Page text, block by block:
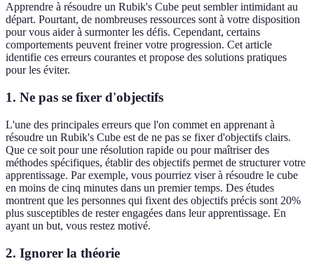
Apprendre à résoudre un Rubik's Cube peut sembler intimidant au
départ. Pourtant, de nombreuses ressources sont à votre disposition
pour vous aider à surmonter les défis. Cependant, certains
comportements peuvent freiner votre progression. Cet article
identifie ces erreurs courantes et propose des solutions pratiques
pour les éviter.
1. Ne pas se fixer d'objectifs
L'une des principales erreurs que l'on commet en apprenant à
résoudre un Rubik's Cube est de ne pas se fixer d'objectifs clairs.
Que ce soit pour une résolution rapide ou pour maîtriser des
méthodes spécifiques, établir des objectifs permet de structurer votre
apprentissage. Par exemple, vous pourriez viser à résoudre le cube
en moins de cinq minutes dans un premier temps. Des études
montrent que les personnes qui fixent des objectifs précis sont 20%
plus susceptibles de rester engagées dans leur apprentissage. En
ayant un but, vous restez motivé.
2. Ignorer la théorie